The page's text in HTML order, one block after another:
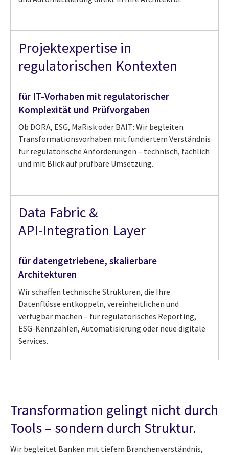
Projektexpertise in
regulatorischen Kontexten
für IT-Vorhaben mit regulatorischer
Komplexität und Prüfvorgaben
Ob DORA, ESG, MaRisk oder BAIT: Wir begleiten
Transformationsvorhaben mit fundiertem Verständnis
für regulatorische Anforderungen – technisch, fachlich
und mit Blick auf prüfbare Umsetzung.
Data Fabric &
API-Integration Layer
für datengetriebene, skalierbare
Architekturen
Wir schaffen technische Strukturen, die Ihre
Datenflüsse entkoppeln, vereinheitlichen und
verfügbar machen – für regulatorisches Reporting,
ESG-Kennzahlen, Automatisierung oder neue digitale
Services.
Transformation gelingt nicht durch
Tools – sondern durch Struktur.
Wir begleitet Banken mit tiefem Branchenverständnis,